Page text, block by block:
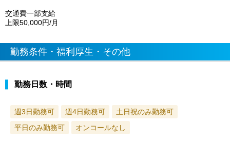
交通費一部支給
上限50,000円/月
勤務条件・福利厚生・その他
勤務日数・時間
週3日勤務可 週4日勤務可
土日祝のみ勤務可
平日のみ勤務可
オンコールなし